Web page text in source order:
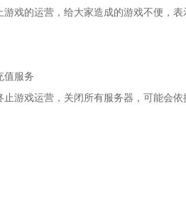
戏的运营，给大家造成的游戏不便，表
值服务
游戏运营，关闭所有服务器，可能会